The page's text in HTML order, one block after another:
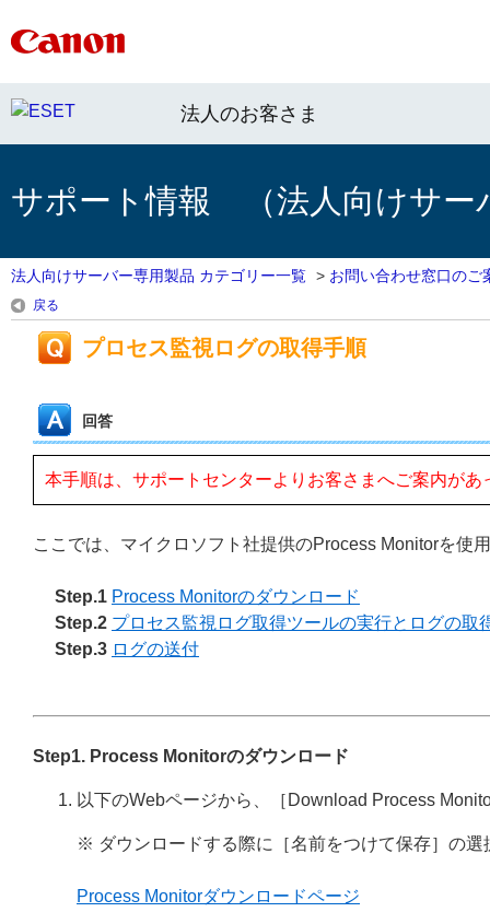
法人のお客さま
サポート情報 （法人向けサー
法人向けサーバー専用製品 カテゴリー一覧 > お問い合わせ窓口のご
戻る
プロセス監視ログの取得手順
回答
本手順は、サポートセンターよりお客さまへご案内が
ここでは、マイクロソフト社提供のProcess Monitorを使
Step.1 Process Monitorのダウンロード
Step.2 プロセス監視ログ取得ツールの実行とログの取
Step.3 ログの送付
Step1. Process Monitorのダウンロード
以下のWebページから、［Download Process
※ ダウンロードする際に［名前をつけて保存］の
Process Monitorダウンロードページ